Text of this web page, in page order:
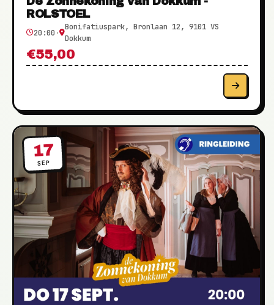
ROLSTOEL
20:00 ·
Bonifatiuspark, Bronlaan 12, 9101 VS
Dokkum
€55,00
17
SEP